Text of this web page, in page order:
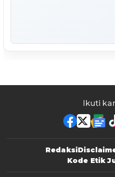
Ikuti
Redaksi
Kode Etik